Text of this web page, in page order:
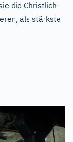
die Christlich-
als stärkste